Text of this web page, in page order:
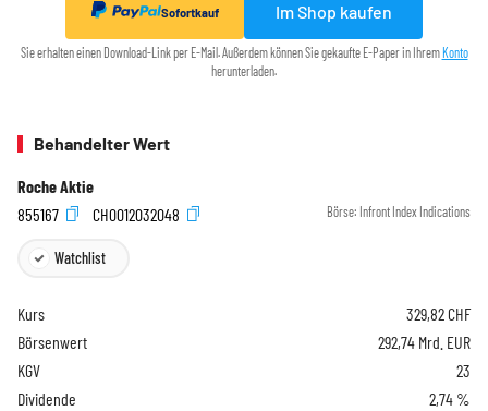
Sofortkauf Im Shop kaufen
Sie erhalten einen Download-Link per E-Mail. Außerdem können Sie gekaufte E-Paper in Ihrem Konto
herunterladen.
Behandelter Wert
Roche Aktie
855167
CH0012032048 Börse: Infront Index Indications
Watchlist
Kurs 329,82CHF
Börsenwert
292,74 Mrd. EUR
KGV
23
Dividende
2,74 %